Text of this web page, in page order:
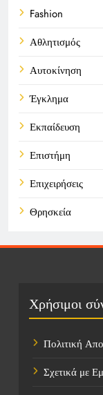
Fashion
Αθλητισμός
Αυτοκίνηση
Έγκλημα
Εκπαίδευση
Επιστήμη
Επιχειρήσεις
Θρησκεία
Πολιτική
Τοποθεσίες
Χρήσιμοι
Πολιτική
Σχετικά με